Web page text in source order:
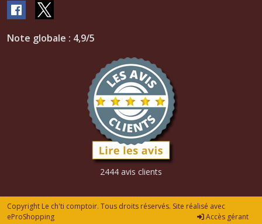
Note globale : 4,9/5
2444 avis clients
Copyright Le ch'ti comptoir. Tous droits réservés. Site réalisé avec
eProShopping
Accès gérant